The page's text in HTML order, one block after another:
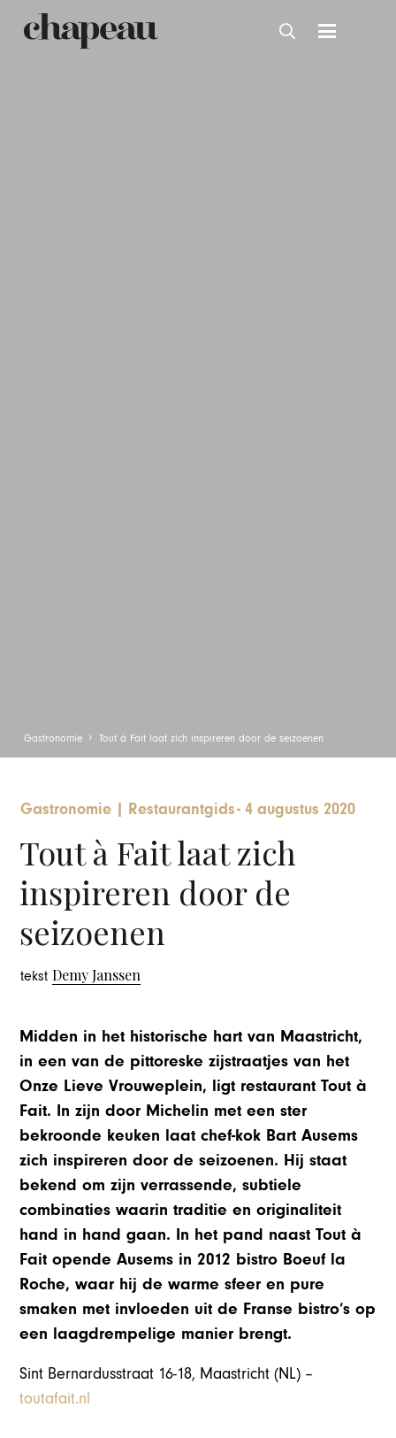
Gastronomie Tout à Fait laat zich inspireren door de seizoenen
Gastronomie | Restaurantgids-4 augustus 2020
Tout à Fait laat zich
inspireren door de
seizoenen
tekstDemy Janssen
Midden in het historische hart van Maastricht,
in een van de pittoreske zijstraatjes van het
Onze Lieve Vrouweplein, ligt restaurant Tout à
Fait. In zijn door Michelin met een ster
bekroonde keuken laat chef-kok Bart Ausems
zich inspireren door de seizoenen. Hij staat
bekend om zijn verrassende, subtiele
combinaties waarin traditie en originaliteit
hand in hand gaan. In het pand naast Tout à
Fait opende Ausems in 2012 bistro Boeuf la
Roche, waar hij de warme sfeer en pure
smaken met invloeden uit de Franse bistro’s op
een laagdrempelige manier brengt.
Sint Bernardusstraat 16-18, Maastricht (NL) –
toutafait.nl